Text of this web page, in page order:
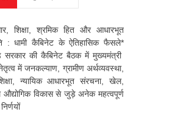
शिक्षा, श्रमिक हित और आधारभूत
: धामी कैबिनेट के ऐतिहासिक फैसले*
सरकार की कैबिनेट बैठक में मुख्यमंत्री
में जनकल्याण, ग्रामीण अर्थव्यवस्था,
न्यायिक आधारभूत संरचना, खेल,
विकास से जुड़े अनेक महत्वपूर्ण